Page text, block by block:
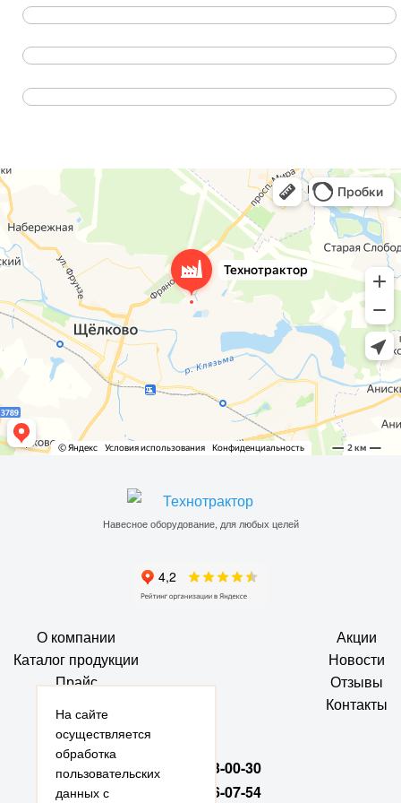
Навесное оборудование, для любых целей
О компании
Каталог продукции
Прайс
Акции
Новости
Отзывы
Контакты
+7 (916) 113-00-30
+7 (916) 716-07-54
На сайте
осуществляется
обработка
пользовательских
данных с